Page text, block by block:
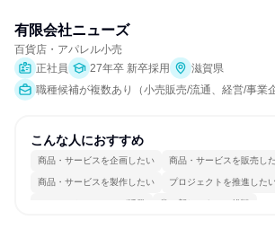
有限会社ニューズ
百貨店・アパレル小売
正社員
27年卒 新卒採用
滋賀県
職種候補が複数あり（小売販売/流通、経営/事業
こんな人におすすめ
商品・サービスを企画したい 商品・サービスを販売し
商品・サービスを製作したい プロジェクトを推進した
コミュニケーションが活発 常に新しいものに挑戦